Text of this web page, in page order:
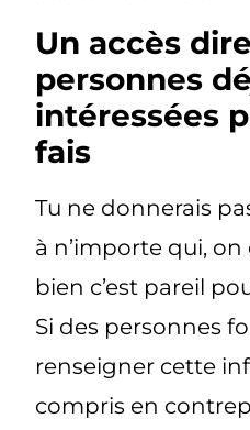
Un accès
personnes
intéressées
fais
Tu ne donnerais
à n’importe qui, on
bien c’est pareil
Si des personnes
renseigner cette
compris en